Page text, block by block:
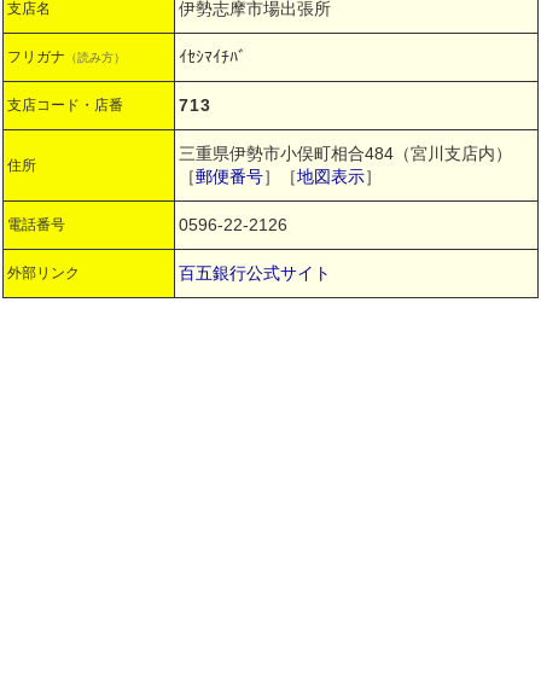
支店名 伊勢志摩市場出張所
フリガナ （読み方） ｲｾｼﾏｲﾁﾊﾞ
支店コード・店番 713
住所
三重県伊勢市小俣町相合484（宮川支店内）
［郵便番号］［地図表示］
電話番号 0596-22-2126
外部リンク 百五銀行公式サイト